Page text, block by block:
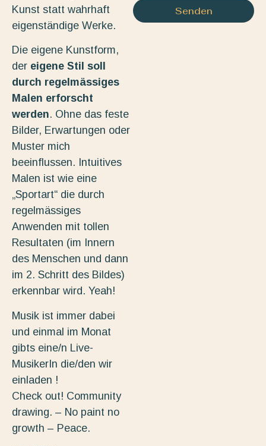
Kunst statt wahrhaft
eigenständige Werke.
Die eigene Kunstform,
der eigene Stil soll
durch regelmässiges
Malen erforscht
werden. Ohne das feste
Bilder, Erwartungen oder
Muster mich
beeinflussen. Intuitives
Malen ist wie eine
„Sportart“ die durch
regelmässiges
Anwenden mit tollen
Resultaten (im Innern
des Menschen und dann
im 2. Schritt des Bildes)
erkennbar wird. Yeah!
Musik ist immer dabei
und einmal im Monat
gibts eine/n Live-
MusikerIn die/den wir
einladen !
Check out! Community
drawing. – No paint no
growth – Peace.
Senden